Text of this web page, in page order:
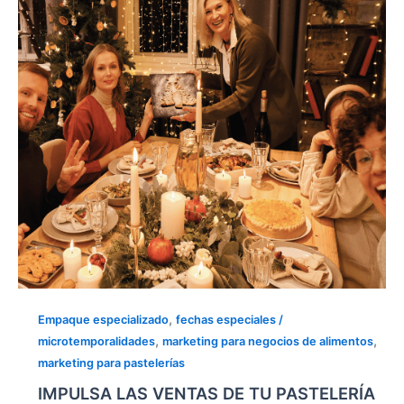
Empaque especializado, fechas especiales /
microtemporalidades, marketing para negocios de alimentos,
marketing para pastelerías
IMPULSA LAS VENTAS DE TU PASTELERÍA
TU
PASTELERÍA
EN
EL
DÍA
DE
REYES: Estrategias,
Marketing
Empaques
Profesionales